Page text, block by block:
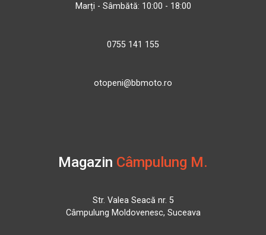
Marți - Sâmbătă: 10:00 - 18:00
0755 141 155
otopeni@bbmoto.ro
Magazin Câmpulung M.
Str. Valea Seacă nr. 5
Câmpulung Moldovenesc, Suceava